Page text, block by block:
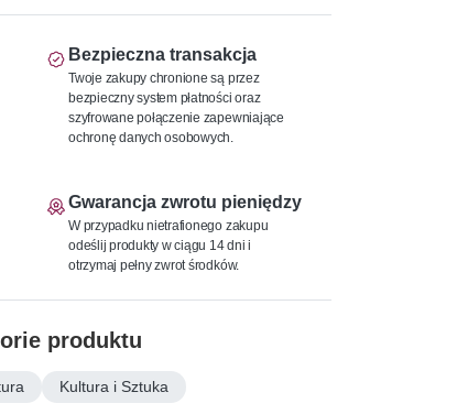
Bezpieczna transakcja
Twoje zakupy chronione są przez
bezpieczny system płatności oraz
szyfrowane połączenie zapewniające
ochronę danych osobowych.
Gwarancja zwrotu pieniędzy
W przypadku nietrafionego zakupu
odeślij produkty w ciągu 14 dni i
otrzymaj pełny zwrot środków.
produktu
Kultura i Sztuka